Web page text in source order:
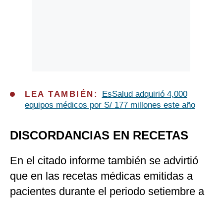
LEA TAMBIÉN:
EsSalud adquirió 4,000
equipos médicos por S/ 177 millones este año
DISCORDANCIAS EN RECETAS
En el citado informe también se advirtió
que en las recetas médicas emitidas a
pacientes durante el periodo setiembre a